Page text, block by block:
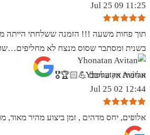
11:25 09 Jul 25
תוך פחות משעה !!! הזמנה ששלחתי הייתה
בשנית ומסתבר שסוס מנצח לא
אליפות אין עליכם 💪🏻🏆🎖
Yhonatan Avitan
12:44 02 Jul 25
אלופים, יחס מדהים , זמן ביצוע מהיר מאוד,